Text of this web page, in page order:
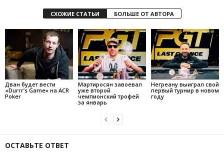
СХОЖИЕ СТАТЬИ БОЛЬШЕ ОТ АВТОРА
Дван будет вести
«Durrr’s Game» на ACR
Poker
Мартиросян завоевал
уже второй
чемпионский трофей
за январь
Негреану выиграл свой
первый турнир в новом
году
ОСТАВЬТЕ ОТВЕТ